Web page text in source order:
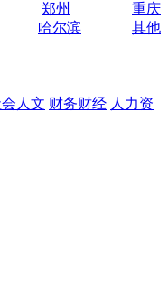
郑州
重庆
哈尔滨
其他
人文 财务财经 人力资